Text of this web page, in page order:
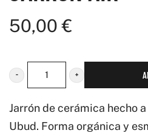
50,00€
Jarrón
AIR
cantidad
Jarrón de cerámica hecho
Ubud. Forma orgánica y